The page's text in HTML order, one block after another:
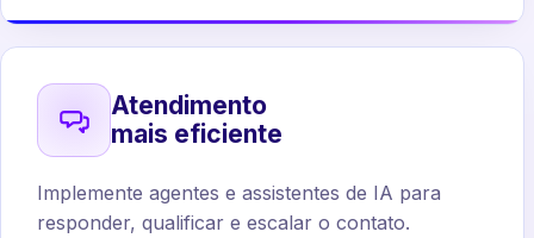
Atendimento
mais eficiente
Implemente agentes e assistentes de IA para
responder, qualificar e escalar o contato.